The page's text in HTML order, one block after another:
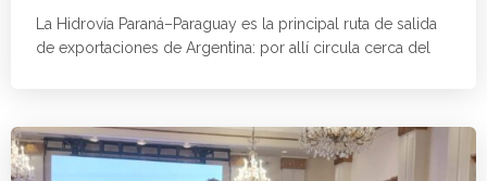
La Hidrovía Paraná–Paraguay es la principal ruta de salida
de exportaciones de Argentina: por allí circula cerca del